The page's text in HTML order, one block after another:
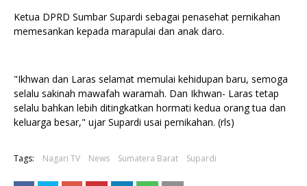
Ketua DPRD Sumbar Supardi sebagai penasehat pernikahan
memesankan kepada marapulai dan anak daro.
"Ikhwan dan Laras selamat memulai kehidupan baru, semoga
selalu sakinah mawafah waramah. Dan Ikhwan- Laras tetap
selalu bahkan lebih ditingkatkan hormati kedua orang tua dan
keluarga besar," ujar Supardi usai pernikahan. (rls)
Tags: Nagari TV News Sumatera Barat Supardi